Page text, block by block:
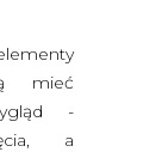
mieć
-
a